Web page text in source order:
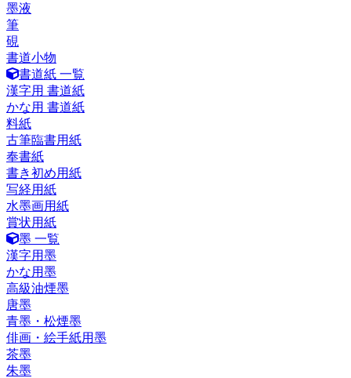
墨液
筆
硯
書道小物
書道紙 一覧
漢字用 書道紙
かな用 書道紙
料紙
古筆臨書用紙
奉書紙
書き初め用紙
写経用紙
水墨画用紙
賞状用紙
墨 一覧
漢字用墨
かな用墨
高級油煙墨
唐墨
青墨・松煙墨
俳画・絵手紙用墨
茶墨
朱墨